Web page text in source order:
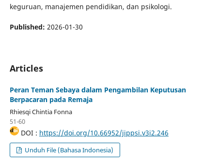
keguruan, manajemen pendidikan, dan psikologi.
Published: 2026-01-30
Articles
Peran Teman Sebaya dalam Pengambilan Keputusan
Berpacaran pada Remaja
Rhiesqi Chintia Fonna
51-60
DOI : https://doi.org/10.66952/jippsi.v3i2.246
Unduh File (Bahasa Indonesia)